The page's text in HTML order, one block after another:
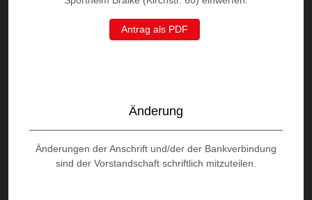
Antrag als PDF
Änderung
Änderungen der Anschrift und/der der Bankverbindung
sind der Vorstandschaft schriftlich mitzuteilen.